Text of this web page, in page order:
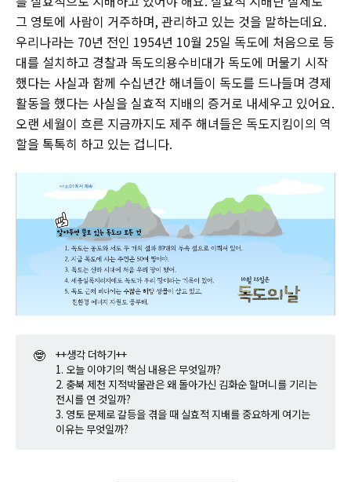
그 영토에 사람이 거주하며, 관리하고 있는 것을 말하는데요.
우리나라는 70년 전인 1954년 10월 25일 독도에 처음으로 등
대를 설치하고 경찰과 독도의용수비대가 독도에 머물기 시작
했다는 사실과 함께 수십년간 해녀들이 독도를 드나들며 경제
활동을 했다는 사실을 실효적 지배의 증거로 내세우고 있어요.
오랜 세월이 흐른 지금까지도 제주 해녀들은 독도지킴이의 역
할을 톡톡히 하고 있는 겁니다.
🤓
++생각 더하기++
1. 오늘 이야기의 핵심 내용은 무엇일까?
2. 충북 제천 지적박물관은 왜 돌아가신 김화순 할머니를 기리는
전시를 연 것일까?
3. 영토 문제로 갈등을 겪을 때 실효적 지배를 중요하게 여기는
이유는 무엇일까?